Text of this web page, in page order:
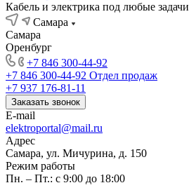
Кабель и электрика под любые задачи
Самара
Самара
Оренбург
+7 846 300-44-92
+7 846 300-44-92 Отдел продаж
+7 937 176-81-11
Заказать звонок
E-mail
elektroportal@mail.ru
Адрес
Самара, ул. Мичурина, д. 150
Режим работы
Пн. – Пт.: с 9:00 до 18:00